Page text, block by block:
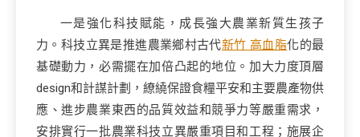
一是強化科技賦能，成長強大農業新質生孩子
力。科技立異是推進農業鄉村古代新竹 高血脂化的最
基礎動力，必需擺在加倍凸起的地位。加大力度頂層
design和計謀計劃，繚繞保證食糧平安和主要農產物供
應、進步農業東西的品質效益和競爭力等嚴重需求，
安排實行一批農業科技立異嚴重項目和工程；施展企